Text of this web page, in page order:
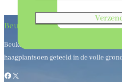
Beukenhaagkwekerij
Beukenhaagkwekerij al meer dan 50
haagplantsoen geteeld in de volle
Facebook
X